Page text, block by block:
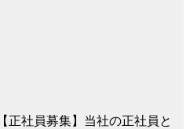
正社員募集】当社の正社員と